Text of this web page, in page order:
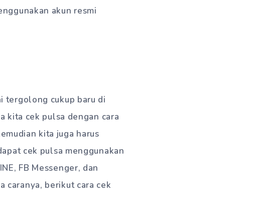
akun resmi
tergolong cukup baru di
kita cek pulsa dengan cara
kita juga harus
cek pulsa menggunakan
FB Messenger, dan
caranya, berikut cara cek